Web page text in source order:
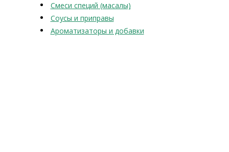
Смеси специй (масалы)
Соусы и приправы
Ароматизаторы и добавки